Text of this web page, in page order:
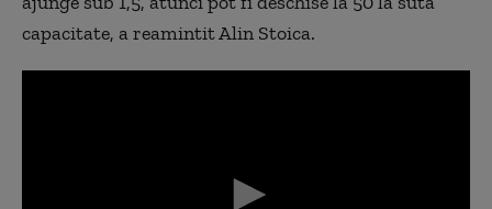
capacitate, a reamintit Alin Stoica.